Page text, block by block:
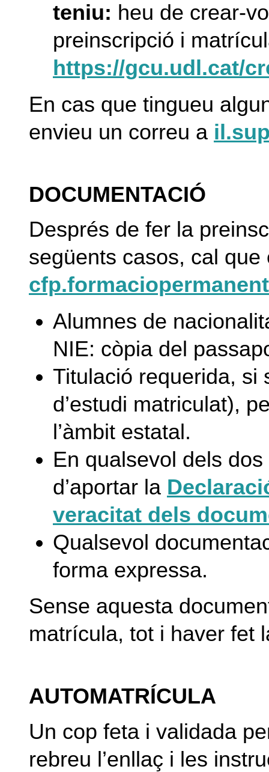
teniu: heu de crear-
preinscripció i
https://gcu.udl.cat/
En cas que tingueu
envieu un correu a
DOCUMENTACIÓ
Després de fer la
següents casos, cal
Alumnes de
NIE: còpia del
Titulació requerida, si
d’estudi matriculat),
l’àmbit estatal.
En qualsevol dels
d’aportar la
veracitat dels
Qualsevol
forma expressa.
Sense aquesta
matrícula, tot i haver fet
AUTOMATRÍCULA
Un cop feta i validada
rebreu l’enllaç i les